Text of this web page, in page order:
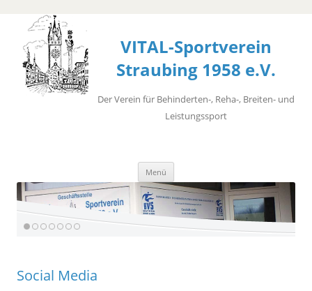
VITAL-Sportverein
Straubing 1958 e.V.
Der Verein für Behinderten-, Reha-, Breiten- und
Leistungssport
Menü
springen
Social Media